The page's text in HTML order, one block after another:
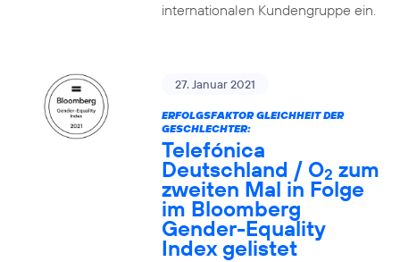
internationalen Kundengruppe ein.
27. Januar 2021
ERFOLGSFAKTOR GLEICHHEIT DER
GESCHLECHTER:
Telefónica
Deutschland / O2 zum
zweiten Mal in Folge
im Bloomberg
Gender-Equality
Index gelistet